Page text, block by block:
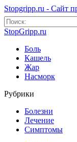
Stopgripp.ru - Cайт
StopGripp.ru
Боль
Кашель
Жар
Насморк
Рубрики
Болезни
Лечение
Симптомы